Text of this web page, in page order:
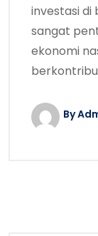
investasi
sangat
ekonomi
By